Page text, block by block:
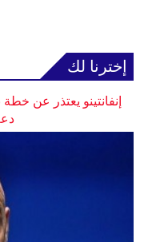
إخترنا لك
إنفانتينو يعتذر عن